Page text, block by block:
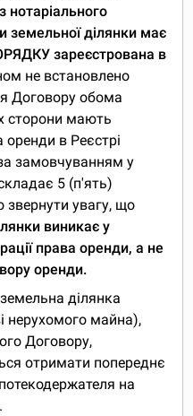
нотаріального
земельної ділянки має
зареєстрована в
не встановлено
Договору обома
сторони мають
оренди в Реєстрі
замовчуванням у
5 (п'ять)
звернути увагу, що
виникає у
права оренди, а не
оренди.
ділянка
нерухомого майна),
Договору,
отримати попереднє
на